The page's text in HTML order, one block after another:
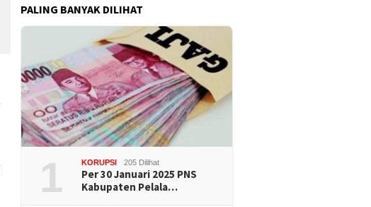
PALING BANYAK DILIHAT
1 KORUPSI 205 Dilihat
Per 30 Januari 2025 PNS
Kabupaten Pelala…